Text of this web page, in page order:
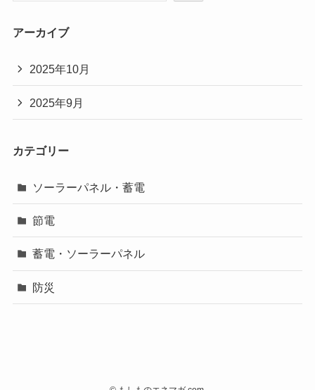
アーカイブ
2025年10月
2025年9月
カテゴリー
ソーラーパネル・蓄電
節電
蓄電・ソーラーパネル
防災